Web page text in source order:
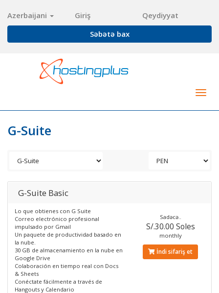
Azerbaijani Giriş
Qeydiyyat
Səbətə bax
G-Suite
G-Suite Basic
Lo que obtienes con G Suite
Correo electrónico profesional
impulsado por Gmail
Un paquete de productividad basado en
la nube.
30 GB de almacenamiento en la nube en
Google Drive
Colaboración en tiempo real con Docs
& Sheets
Conéctate fácilmente a través de
Hangouts y Calendario
Sadəcə..
S/.30.00 Soles
monthly
İndi sifariş et